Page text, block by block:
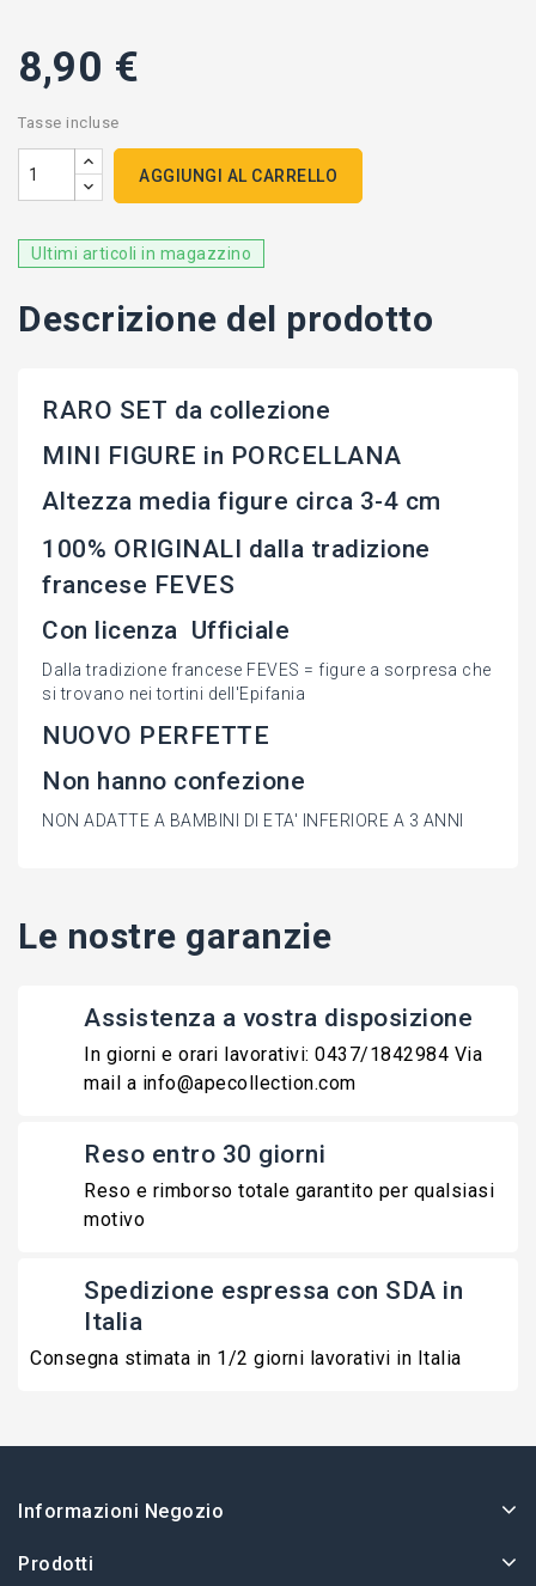
8,90 €
Tasse incluse
AGGIUNGI AL CARRELLO
Ultimi articoli in magazzino
Descrizione del prodotto
RARO SET da collezione
MINI FIGURE in PORCELLANA
Altezza media figure circa 3-4 cm
100% ORIGINALI dalla tradizione
francese FEVES
Con licenza Ufficiale
Dalla tradizione francese FEVES = figure a sorpresa che
si trovano nei tortini dell'Epifania
NUOVO PERFETTE
Non hanno confezione
NON ADATTE A BAMBINI DI ETA' INFERIORE A 3 ANNI
Le nostre garanzie
Assistenza a vostra disposizione
In giorni e orari lavorativi: 0437/1842984 Via
mail a info@apecollection.com
Reso entro 30 giorni
Reso e rimborso totale garantito per qualsiasi
motivo
Spedizione espressa con SDA in
Italia
Consegna stimata in 1/2 giorni lavorativi in Italia
Informazioni Negozio
Prodotti